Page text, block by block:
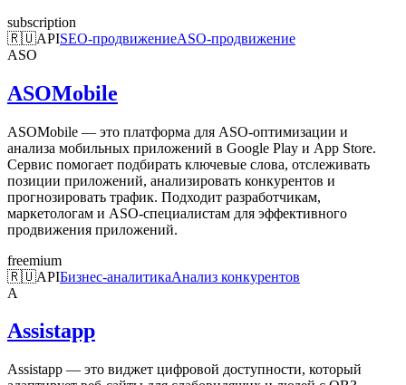
subscription
🇷🇺APISEO-продвижениеASO-продвижение
ASO
ASOMobile
ASOMobile — это платформа для ASO-оптимизации и
анализа мобильных приложений в Google Play и App Store.
Сервис помогает подбирать ключевые слова, отслеживать
позиции приложений, анализировать конкурентов и
прогнозировать трафик. Подходит разработчикам,
маркетологам и ASO-специалистам для эффективного
продвижения приложений.
freemium
🇷🇺APIБизнес-аналитикаАнализ конкурентов
A
Assistapp
Assistapp — это виджет цифровой доступности, который